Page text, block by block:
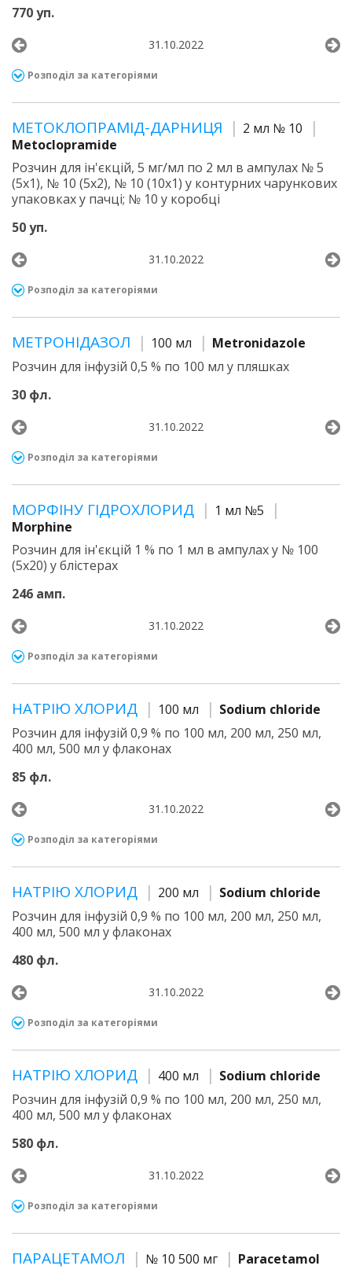
770 уп.
31.10.2022
Розподіл за категоріями
МЕТОКЛОПРАМІД-ДАРНИЦЯ
2 мл № 10
Metoclopramide
Розчин для ін'єкцій, 5 мг/мл по 2 мл в ампулах № 5
(5х1), № 10 (5х2), № 10 (10х1) у контурних чарункових
упаковках у пачці; № 10 у коробці
50 уп.
31.10.2022
Розподіл за категоріями
МЕТРОНІДАЗОЛ 100 мл
Metronidazole
Розчин для інфузій 0,5 % по 100 мл у пляшках
30 фл.
31.10.2022
Розподіл за категоріями
МОРФІНУ ГІДРОХЛОРИД
1 мл №5
Morphine
Розчин для ін'єкцій 1 % по 1 мл в ампулах у № 100
(5х20) у блістерах
246 амп.
31.10.2022
Розподіл за категоріями
НАТРІЮ ХЛОРИД 100 мл
Sodium chloride
Розчин для інфузій 0,9 % по 100 мл, 200 мл, 250 мл,
400 мл, 500 мл у флаконах
85 фл.
31.10.2022
Розподіл за категоріями
НАТРІЮ ХЛОРИД 200 мл
Sodium chloride
Розчин для інфузій 0,9 % по 100 мл, 200 мл, 250 мл,
400 мл, 500 мл у флаконах
480 фл.
31.10.2022
Розподіл за категоріями
НАТРІЮ ХЛОРИД 400 мл
Sodium chloride
Розчин для інфузій 0,9 % по 100 мл, 200 мл, 250 мл,
400 мл, 500 мл у флаконах
580 фл.
31.10.2022
Розподіл за категоріями
ПАРАЦЕТАМОЛ № 10 500 мг Paracetamol